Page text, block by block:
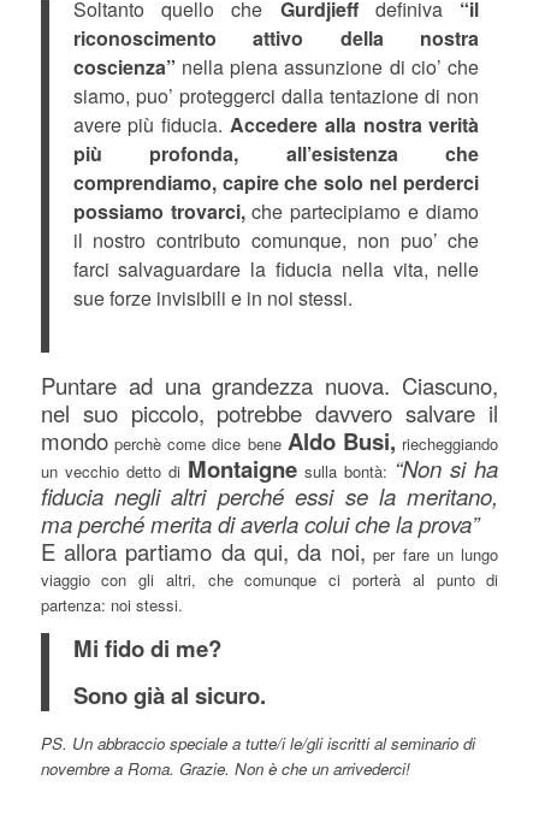
Soltanto quello che Gurdjieffdefiniva “il
riconoscimento attivo della nostra
coscienza” nella piena assunzione di cio’ che
siamo, puo’ proteggerci dalla tentazione di non
avere più fiducia. Accedere alla nostra verità
più profonda, all’esistenza che
comprendiamo, capire che solo nel perderci
possiamo trovarci,che partecipiamo e diamo
il nostro contributo comunque, non puo’ che
farci salvaguardare la fiducia nella vita, nelle
sue forze invisibili e in noi stessi.
Puntare ad una grandezza nuova. Ciascuno,
nel suo piccolo, potrebbe davvero salvare il
mondoperchè come dice bene Aldo Busi, riecheggiando
un vecchio detto di Montaignesulla bontà: “Non si ha
fiducia negli altri perché essi se la meritano,
ma perché merita di averla colui che la prova”
E allora partiamo da qui, da noi, per fare un lungo
viaggio con gli altri, che comunque ci porterà al punto di
partenza: noi stessi.
Mi fido di me?
Sono già al sicuro.
PS. Un abbraccio speciale a tutte/i le/gli iscritti al seminario di
novembre a Roma. Grazie. Non è che un arrivederci!